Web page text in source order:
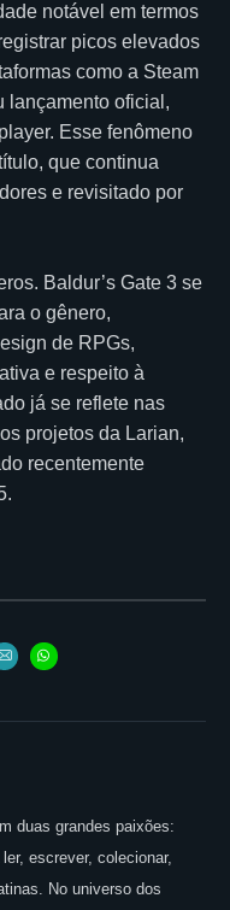
notável em termos
picos elevados
como a Steam
lançamento oficial,
Esse fenômeno
que continua
e revisitado por
Baldur’s Gate 3 se
o gênero,
de RPGs,
e respeito à
já se reflete nas
projetos da Larian,
recentemente
duas grandes paixões:
escrever, colecionar,
No universo dos